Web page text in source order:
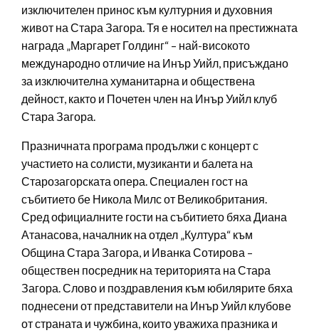
изключителен принос към културния и духовния
живот на Стара Загора. Тя е носител на престижната
награда „Маргарет Голдинг“ – най-високото
международно отличие на Инър Уийл, присъждано
за изключителна хуманитарна и обществена
дейност, както и Почетен член на Инър Уийл клуб
Стара Загора.
Празничната програма продължи с концерт с
участието на солисти, музиканти и балета на
Старозагорската опера. Специален гост на
събитието бе Никола Милс от Великобритания.
Сред официалните гости на събитието бяха Диана
Атанасова, началник на отдел „Култура“ към
Община Стара Загора, и Иванка Сотирова –
обществен посредник на територията на Стара
Загора. Слово и поздравления към юбилярите бяха
поднесени от представители на Инър Уийл клубове
от страната и чужбина, които уважиха празника и